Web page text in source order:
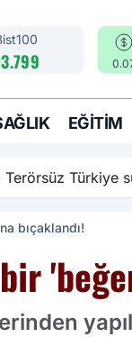
EĞITIM
yeni bir
bıçaklandı!